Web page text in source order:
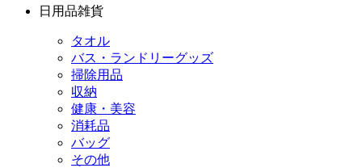
日用品雑貨
タオル
バス・ランドリーグッズ
掃除用品
収納
健康・美容
消耗品
バッグ
その他